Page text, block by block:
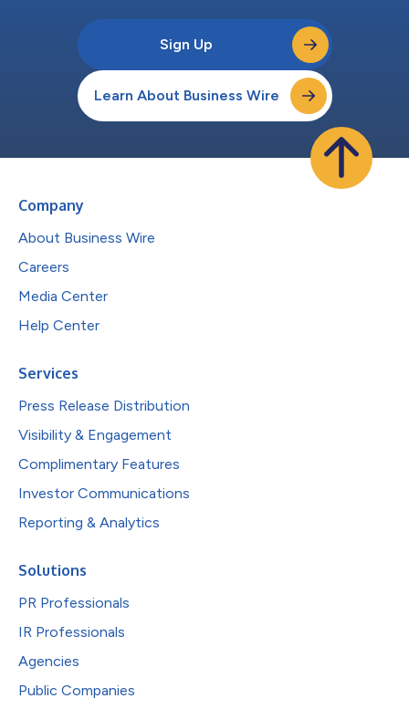
Sign Up
Learn About Business Wire
Company
About Business Wire
Careers
Media Center
Help Center
Services
Press Release Distribution
Visibility & Engagement
Complimentary Features
Investor Communications
Reporting & Analytics
Solutions
PR Professionals
IR Professionals
Agencies
Public Companies